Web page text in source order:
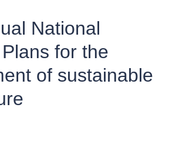
National
for the
of sustainable